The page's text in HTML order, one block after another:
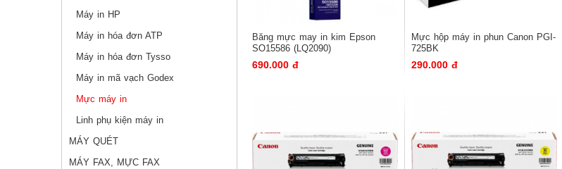
Máy in HP
Máy in hóa đơn ATP
Máy in hóa đơn Tysso
Máy in mã vạch Godex
Mực máy in
Linh phụ kiện máy in
MÁY QUÉT
MÁY FAX, MỰC FAX
Băng mực may in kim Epson
SO15586 (LQ2090)
690.000 đ
Mực hộp máy in phun Canon PGI-
725BK
290.000 đ